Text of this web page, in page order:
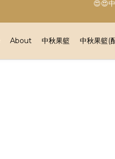
About 中秋果籃 中秋果籃(